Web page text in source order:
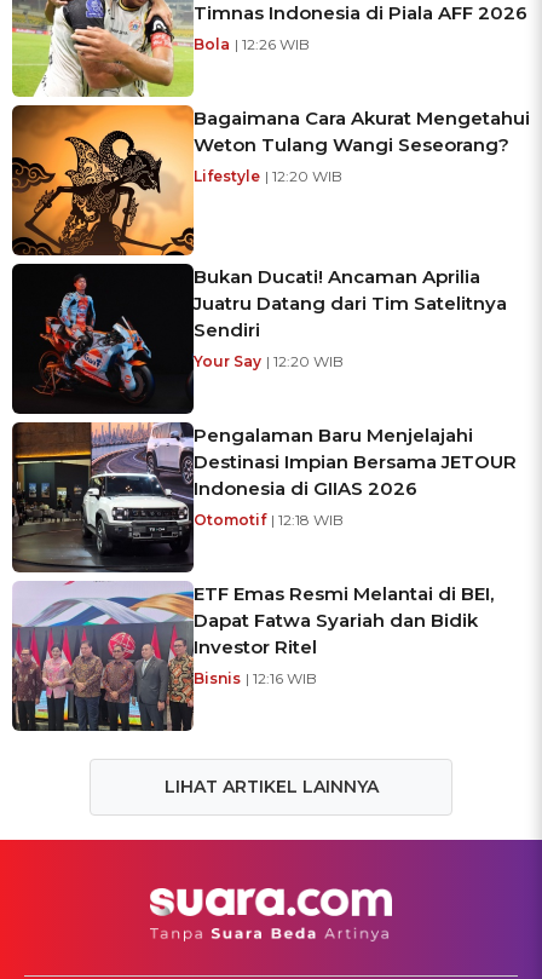
Timnas Indonesia di Piala AFF 2026
Bola | 12:26 WIB
Bagaimana Cara Akurat Mengetahui
Weton Tulang Wangi Seseorang?
Lifestyle | 12:20 WIB
Bukan Ducati! Ancaman Aprilia
Juatru Datang dari Tim Satelitnya
Sendiri
Your Say | 12:20 WIB
Pengalaman Baru Menjelajahi
Destinasi Impian Bersama JETOUR
Indonesia di GIIAS 2026
Otomotif | 12:18 WIB
ETF Emas Resmi Melantai di BEI,
Dapat Fatwa Syariah dan Bidik
Investor Ritel
Bisnis | 12:16 WIB
LIHAT ARTIKEL LAINNYA